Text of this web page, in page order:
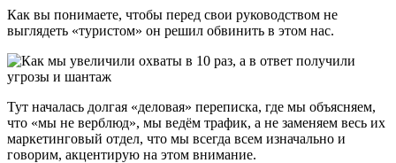
Как вы понимаете, чтобы перед свои руководством не
выглядеть «туристом» он решил обвинить в этом нас.
Тут началась долгая «деловая» переписка, где мы объясняем,
что «мы не верблюд», мы ведём трафик, а не заменяем весь их
маркетинговый отдел, что мы всегда всем изначально и
говорим, акцентирую на этом внимание.